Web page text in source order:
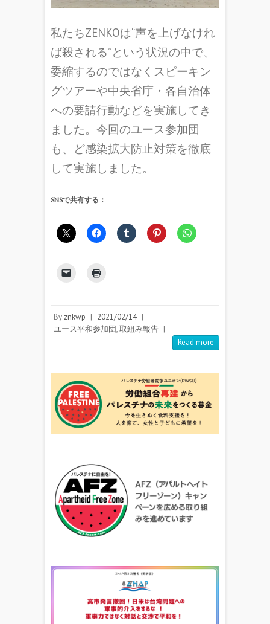
私たちZENKOは“声を上げなけれ
ば殺される”という状況の中で、
委縮するのではなくスピーキン
グツアーや中央省庁・各自治体
への要請行動などを実施してき
ました。今回のユース参加団
も、ど感染拡大防止対策を徹底
して実施しました。
SNSで共有する：
By znkwp | 2021/02/14 |
ユース平和参加団,取組み報告 |
Read more